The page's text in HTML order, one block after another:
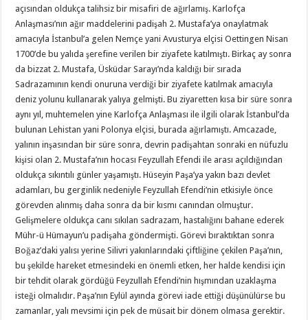
açısından oldukça talihsiz bir misafiri de ağırlamış. Karlofça
Anlaşması’nın ağır maddelerini padişah 2. Mustafa’ya onaylatmak
amacıyla İstanbul’a gelen Nemçe yani Avusturya elçisi Oettingen Nisan
1700’de bu yalıda şerefine verilen bir ziyafete katılmıştı. Birkaç ay sonra
da bizzat 2. Mustafa, Üsküdar Sarayı’nda kaldığı bir sırada
Sadrazamının kendi onuruna verdiği bir ziyafete katılmak amacıyla
deniz yolunu kullanarak yalıya gelmişti. Bu ziyaretten kısa bir süre sonra
aynı yıl, muhtemelen yine Karlofça Anlaşması ile ilgili olarak İstanbul’da
bulunan Lehistan yani Polonya elçisi, burada ağırlamıştı. Amcazade,
yalının inşasından bir süre sonra, devrin padişahtan sonraki en nüfuzlu
kişisi olan 2. Mustafa’nın hocası Feyzullah Efendi ile arası açıldığından
oldukça sıkıntılı günler yaşamıştı. Hüseyin Paşa’ya yakın bazı devlet
adamları, bu gerginlik nedeniyle Feyzullah Efendi’nin etkisiyle önce
görevden alınmış daha sonra da bir kısmı canından olmuştur.
Gelişmelere oldukça canı sıkılan sadrazam, hastalığını bahane ederek
Mühr-ü Hümayun’u padişaha göndermişti. Görevi bıraktıktan sonra
Boğaz’daki yalısı yerine Silivri yakınlarındaki çiftliğine çekilen Paşa’nın,
bu şekilde hareket etmesindeki en önemli etken, her halde kendisi için
bir tehdit olarak gördüğü Feyzullah Efendi’nin hışmından uzaklaşma
isteği olmalıdır. Paşa’nın Eylül ayında görevi iade ettiği düşünülürse bu
zamanlar, yalı mevsimi için pek de müsait bir dönem olmasa gerektir.